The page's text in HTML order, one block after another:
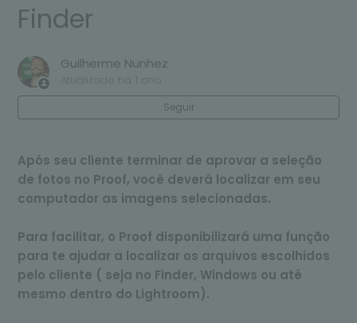
Finder
Guilherme Nunhez
Atualizado
Seguir
Após seu cliente terminar de aprovar a seleção
de fotos no Proof, você deverá localizar em seu
computador as imagens selecionadas.
Para facilitar, o Proof disponibilizará uma função
para te ajudar a localizar os arquivos escolhidos
pelo cliente ( seja no Finder, Windows ou até
mesmo dentro do Lightroom).